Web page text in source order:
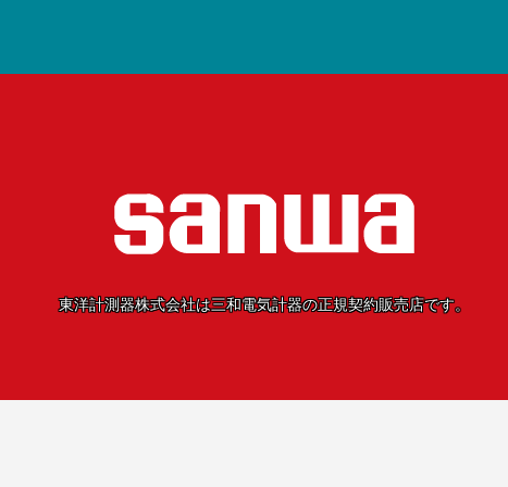
共立電気計器
テクトロニクス
テストー
NetAlly
ピコテスト
横河計測
東洋計測器株式会社は三和電気計器の正規契約販売店です。